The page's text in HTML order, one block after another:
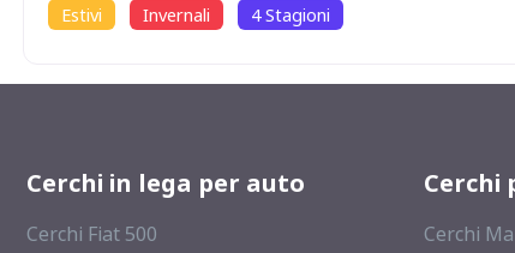
Estivi Invernali 4 Stagioni
Cerchi in lega per auto
Cerchi Fiat 500
Cerchi
Cerchi